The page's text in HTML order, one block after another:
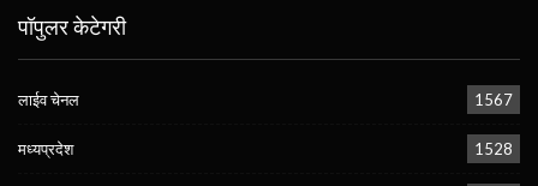
पॉपुलर केटेगरी
लाईव चेनल 1567
मध्यप्रदेश 1528